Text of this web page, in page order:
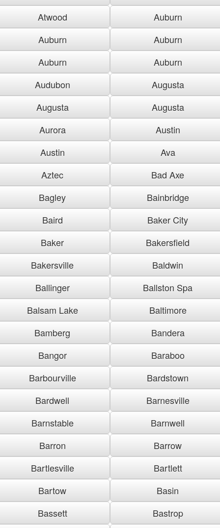
Atwood
Auburn
Auburn
Auburn
Auburn
Auburn
Audubon
Augusta
Augusta
Augusta
Aurora
Austin
Austin
Ava
Aztec
Bad Axe
Bagley
Bainbridge
Baird
Baker City
Baker
Bakersfield
Bakersville
Baldwin
Ballinger
Ballston Spa
Balsam Lake
Baltimore
Bamberg
Bandera
Bangor
Baraboo
Barbourville
Bardstown
Bardwell
Barnesville
Barnstable
Barnwell
Barron
Barrow
Bartlesville
Bartlett
Bartow
Basin
Bassett
Bastrop